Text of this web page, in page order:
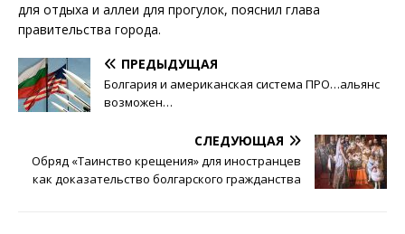
для отдыха и аллеи для прогулок, пояснил глава
правительства города.
ПРЕДЫДУЩАЯ
Болгария и американская система ПРО…альянс
возможен…
СЛЕДУЮЩАЯ
Обряд «Таинство крещения» для иностранцев
как доказательство болгарского гражданства